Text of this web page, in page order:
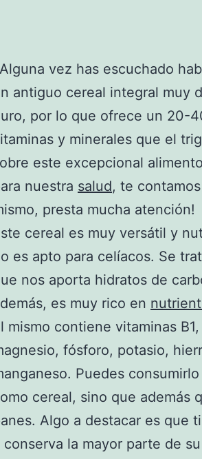
vez has escuchado
antiguo cereal integral muy
por lo que ofrece un 20-
y minerales que el
este excepcional
nuestra salud, te
presta mucha atención!
cereal es muy versátil y
es apto para celíacos. Se
nos aporta hidratos de
es muy rico en
mismo contiene vitaminas
fósforo, potasio,
Puedes
cereal, sino que además
Algo a destacar es que
conserva la mayor parte de